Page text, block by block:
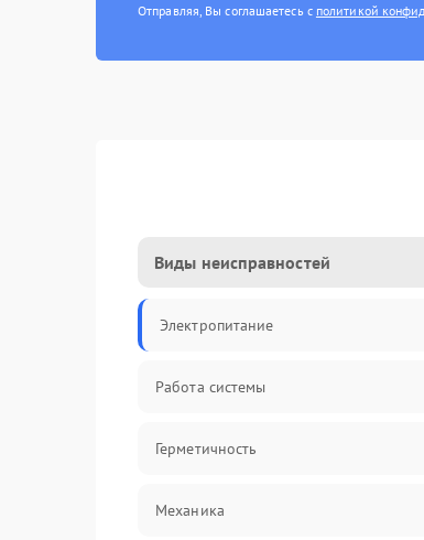
Отправляя, Вы соглашаетесь с политикой
Виды неисправностей
Электропитание
Работа системы
Герметичность
Механика